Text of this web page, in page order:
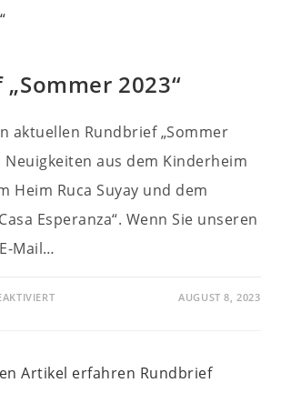
2023“
aktuellen Rundbrief „Sommer
Neuigkeiten aus dem Kinderheim
Heim Ruca Suyay und dem
Esperanza“. Wenn Sie unseren
Mail…
FÜR AUGUST 8, 2023